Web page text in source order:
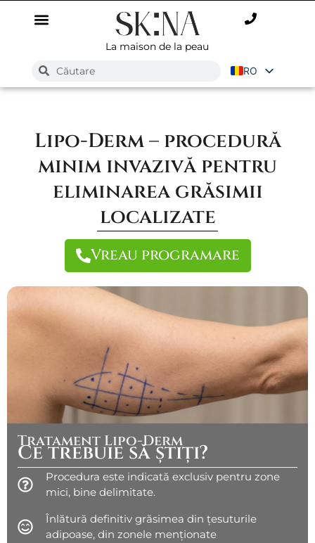
La maison de la peau
RO
EN
Lipo-Derm – procedură
minim invazivă pentru
eliminarea grăsimii
localizate
Vreau programare
Tratament Lipo-Derm
Ce trebuie să știți?
Procedura este indicată exclusiv pentru zone
mici, bine delimitate.
Înlătură definitiv grăsimea din țesuturile
adipoase, din zonele menționate